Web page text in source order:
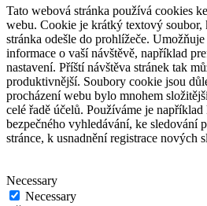
Tato webová stránka používá cookies
webu. Cookie je krátký textový soubor,
stránka odešle do prohlížeče.
informace o vaší návštěvě, například
nastavení. Příští návštěva stránek tak
produktivnější. Soubory cookie jsou
procházení webu bylo mnohem
celé řadě účelů. Používáme je
bezpečného vyhledávání, ke sledování
stránce, k usnadnění registrace nových
Necessary
Necessary